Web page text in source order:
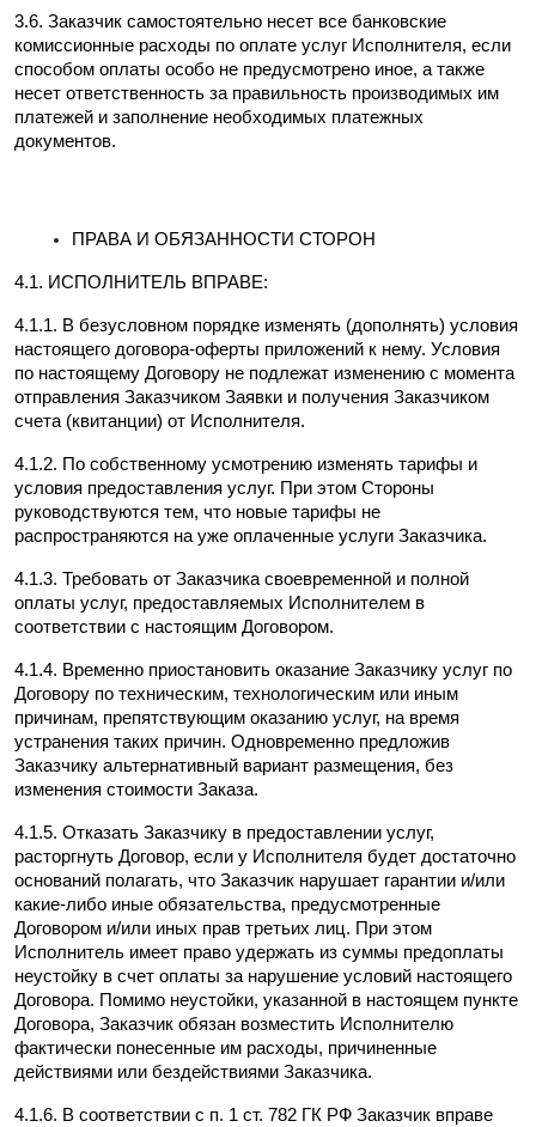
3.6. Заказчик самостоятельно несет все банковские
комиссионные расходы по оплате услуг Исполнителя, если
способом оплаты особо не предусмотрено иное, а также
несет ответственность за правильность производимых им
платежей и заполнение необходимых платежных
документов.
ПРАВА И ОБЯЗАННОСТИ СТОРОН
4.1. ИСПОЛНИТЕЛЬ ВПРАВЕ:
4.1.1. В безусловном порядке изменять (дополнять) условия
настоящего договора-оферты приложений к нему. Условия
по настоящему Договору не подлежат изменению с момента
отправления Заказчиком Заявки и получения Заказчиком
счета (квитанции) от Исполнителя.
4.1.2. По собственному усмотрению изменять тарифы и
условия предоставления услуг. При этом Стороны
руководствуются тем, что новые тарифы не
распространяются на уже оплаченные услуги Заказчика.
4.1.3. Требовать от Заказчика своевременной и полной
оплаты услуг, предоставляемых Исполнителем в
соответствии с настоящим Договором.
4.1.4. Временно приостановить оказание Заказчику услуг по
Договору по техническим, технологическим или иным
причинам, препятствующим оказанию услуг, на время
устранения таких причин. Одновременно предложив
Заказчику альтернативный вариант размещения, без
изменения стоимости Заказа.
4.1.5. Отказать Заказчику в предоставлении услуг,
расторгнуть Договор, если у Исполнителя будет достаточно
оснований полагать, что Заказчик нарушает гарантии и/или
какие-либо иные обязательства, предусмотренные
Договором и/или иных прав третьих лиц. При этом
Исполнитель имеет право удержать из суммы предоплаты
неустойку в счет оплаты за нарушение условий настоящего
Договора. Помимо неустойки, указанной в настоящем пункте
Договора, Заказчик обязан возместить Исполнителю
фактически понесенные им расходы, причиненные
действиями или бездействиями Заказчика.
4.1.6. В соответствии с п. 1 ст. 782 ГК РФ Заказчик вправе